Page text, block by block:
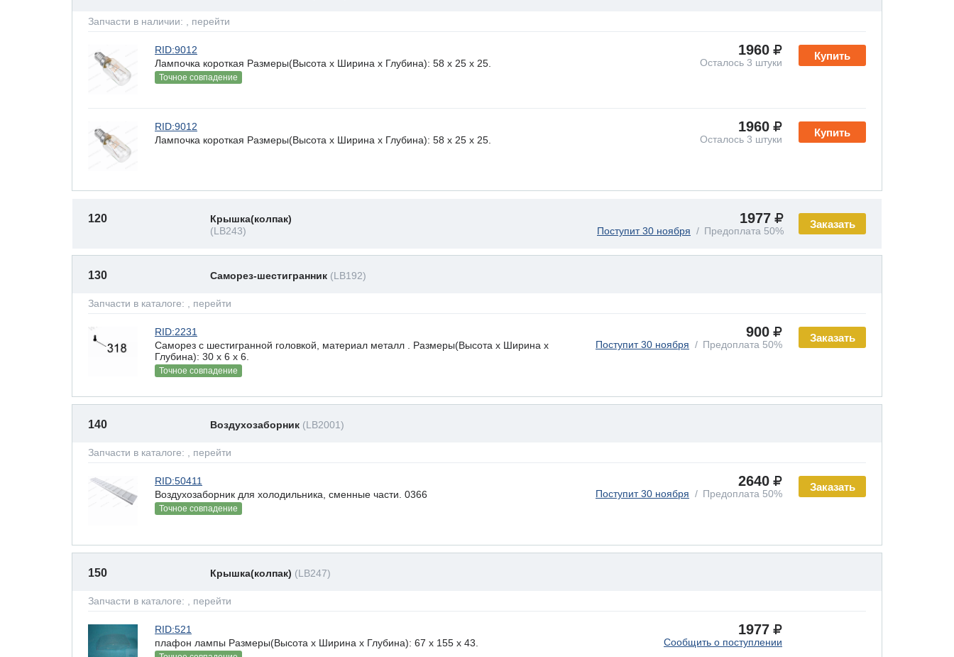
Запчасти в наличии: , перейти
Купить
RID:9012
Лампочка короткая Размеры(Высота х Ширина х Глубина): 58 x 25 х 25.
Точное совпадение
1960
Осталось 3 штуки
Купить
RID:9012
Лампочка короткая Размеры(Высота х Ширина х Глубина): 58 x 25 х 25.
1960
Осталось 3 штуки
Заказать
120
Крышка(колпак)
(LB243)
1977
Поступит 30 ноября Предоплата 50%
130 Саморез-шестигранник (LB192)
Запчасти в каталоге: , перейти
Заказать
RID:2231
Саморез с шестигранной головкой, материал металл . Размеры(Высота х Ширина х
Глубина): 30 x 6 х 6.
Точное совпадение
900
Поступит 30 ноября Предоплата 50%
140 Воздухозаборник (LB2001)
Запчасти в каталоге: , перейти
Заказать
RID:50411
Воздухозаборник для холодильника, сменные части. 0366
Точное совпадение
2640
Поступит 30 ноября Предоплата 50%
150 Крышка(колпак) (LB247)
Запчасти в каталоге: , перейти
RID:521
плафон лампы Размеры(Высота х Ширина х Глубина): 67 x 155 х 43.
1977
Сообщить о поступлении